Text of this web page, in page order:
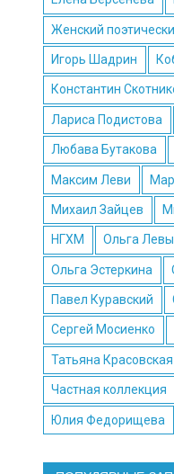
Женский
Игорь Шадрин
Константин
Лариса Подистова
Любава Бутакова
Максим Леви
Михаил Зайцев
НГХМ Ольга
Ольга Эстеркина
Павел Куравский
Сергей Мосиенко
Татьяна Красовская
Частная коллекция
Юлия Федорищева